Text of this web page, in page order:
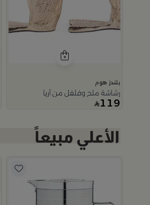
بلندز هوم
رشاشة ملح وفلفل من آريا
119